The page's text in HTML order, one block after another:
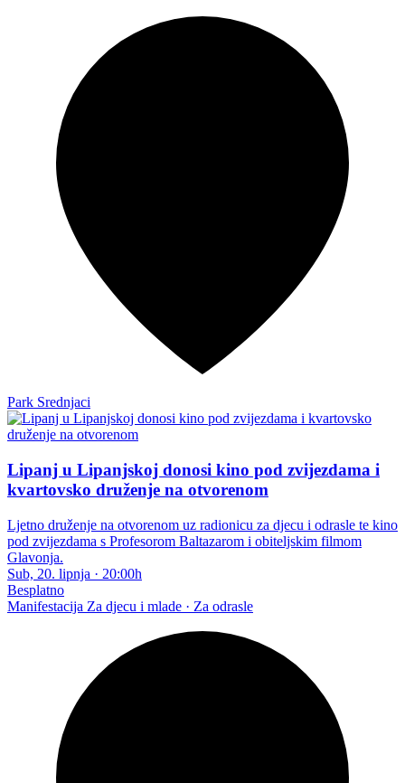
Park Srednjaci
Lipanj u Lipanjskoj donosi kino pod zvijezdama i
kvartovsko druženje na otvorenom
Ljetno druženje na otvorenom uz radionicu za djecu i odrasle te kino
pod zvijezdama s Profesorom Baltazarom i obiteljskim filmom
Glavonja.
Sub, 20. lipnja · 20:00h
Besplatno
Manifestacija Za djecu i mlade · Za odrasle